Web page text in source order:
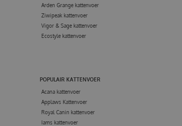
Arden Grange kattenvoer
Ziwipeak kattenvoer
Vigor & Sage kattenvoer
Ecostyle kattenvoer
POPULAIR KATTENVOER
Acana kattenvoer
Applaws Kattenvoer
Royal Canin kattenvoer
Iams kattenvoer